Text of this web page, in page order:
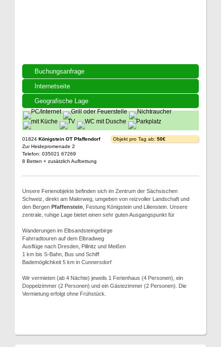
Buchungsanfrage
Internetseite
Geografische Lage
01824 Königstein OT Pfaffendorf
Zur Heidepromenade 2
Telefon: 035021 67269
8 Betten + zusätzlich Aufbettung
Objekt pro Tag ab: 50€
Unsere Ferienobjekte befinden sich im Zentrum der Sächsischen
Schweiz, direkt am Malerweg, umgeben von reizvoller Landschaft und
den Bergen Pfaffenstein , Festung Königstein und Lilienstein. Unsere
zentrale, ruhige Lage bietet einen sehr guten Ausgangspunkt für
Wanderungen im Elbsandsteingebirge
Fahrradtouren auf dem Elbradweg
Ausflüge nach Dresden, Pillnitz und Meißen
1 km bis S-Bahn, Bus und Schiff
Bademöglichkeit 5 km in Cunnersdorf
Wir vermieten (ab 4 Nächte) jeweils 1 Ferienhaus (4 Personen), ein
Doppelzimmer (2 Personen) und ein Gästezimmer (2 Personen). Die
Vermietung erfolgt ohne Frühstück.